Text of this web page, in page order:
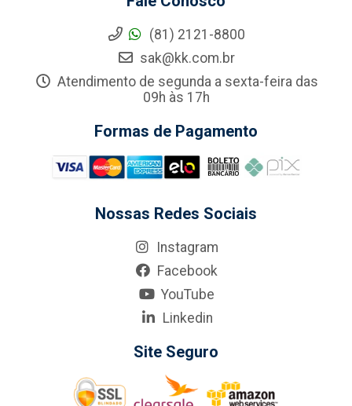
(81) 2121-8800
sak@kk.com.br
Atendimento de segunda a sexta-feira das
09h às 17h
Formas de Pagamento
Nossas Redes Sociais
Instagram
Facebook
YouTube
Linkedin
Site Seguro